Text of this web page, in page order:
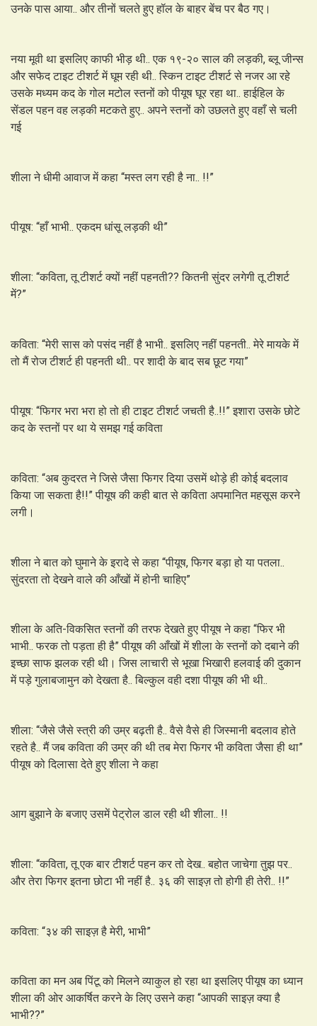
उनके पास आया.. और तीनों चलते हुए हॉल के बाहर बेंच पर बैठ गए।
नया मूवी था इसलिए काफी भीड़ थी.. एक १९-२० साल की लड़की, ब्लू जीन्स
और सफेद टाइट टीशर्ट में घूम रही थी.. स्किन टाइट टीशर्ट से नजर आ रहे
उसके मध्यम कद के गोल मटोल स्तनों को पीयूष घूर रहा था.. हाईहिल के
सेंडल पहन वह लड़की मटकते हुए.. अपने स्तनों को उछलते हुए वहाँ से चली
गई
शीला ने धीमी आवाज में कहा “मस्त लग रही है ना.. !!”
पीयूष: “हाँ भाभी.. एकदम धांसू लड़की थी”
शीला: “कविता, तू टीशर्ट क्यों नहीं पहनती?? कितनी सुंदर लगेगी तू टीशर्ट
में?”
कविता: “मेरी सास को पसंद नहीं है भाभी.. इसलिए नहीं पहनती.. मेरे मायके में
तो मैं रोज टीशर्ट ही पहनती थी.. पर शादी के बाद सब छूट गया”
पीयूष: “फिगर भरा भरा हो तो ही टाइट टीशर्ट जचती है..!!” इशारा उसके छोटे
कद के स्तनों पर था ये समझ गई कविता
कविता: “अब कुदरत ने जिसे जैसा फिगर दिया उसमें थोड़े ही कोई बदलाव
किया जा सकता है!!” पीयूष की कही बात से कविता अपमानित महसूस करने
लगी।
शीला ने बात को घुमाने के इरादे से कहा “पीयूष, फिगर बड़ा हो या पतला..
सुंदरता तो देखने वाले की आँखों में होनी चाहिए”
शीला के अति-विकसित स्तनों की तरफ देखते हुए पीयूष ने कहा “फिर भी
भाभी.. फरक तो पड़ता ही है” पीयूष की आँखों में शीला के स्तनों को दबाने की
इच्छा साफ झलक रही थी। जिस लाचारी से भूखा भिखारी हलवाई की दुकान
में पड़े गुलाबजामुन को देखता है.. बिल्कुल वही दशा पीयूष की भी थी..
शीला: “जैसे जैसे स्त्री की उम्र बढ़ती है.. वैसे वैसे ही जिस्मानी बदलाव होते
रहते है.. मैं जब कविता की उम्र की थी तब मेरा फिगर भी कविता जैसा ही था”
पीयूष को दिलासा देते हुए शीला ने कहा
आग बुझाने के बजाए उसमें पेट्रोल डाल रही थी शीला.. !!
शीला: “कविता, तू एक बार टीशर्ट पहन कर तो देख.. बहोत जाचेगा तुझ पर..
और तेरा फिगर इतना छोटा भी नहीं है.. ३६ की साइज़ तो होगी ही तेरी.. !!”
कविता: “३४ की साइज़ है मेरी, भाभी”
कविता का मन अब पिंटू को मिलने व्याकुल हो रहा था इसलिए पीयूष का ध्यान
शीला की ओर आकर्षित करने के लिए उसने कहा “आपकी साइज़ क्या है
भाभी??”